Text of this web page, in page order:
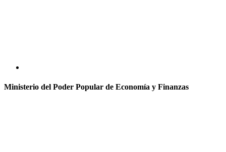
Ministerio del Poder Popular de Economía y Finanzas